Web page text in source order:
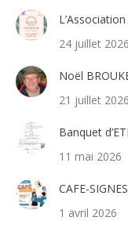
24 juillet 2026
Noël
21 juillet 2026
Banquet
11 mai 2026
CAFE-
1 avril 2026